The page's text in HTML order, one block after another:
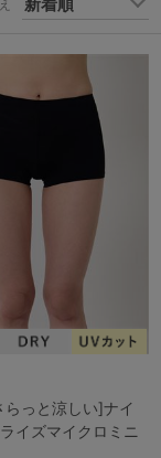
フスタイル
らっと涼しい]ナイ
イズマイクロミニ